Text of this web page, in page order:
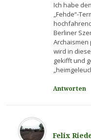
Ich habe
„Fehde“-
Berliner
Archaismen
wird in
gekifft und
Antworten
Felix